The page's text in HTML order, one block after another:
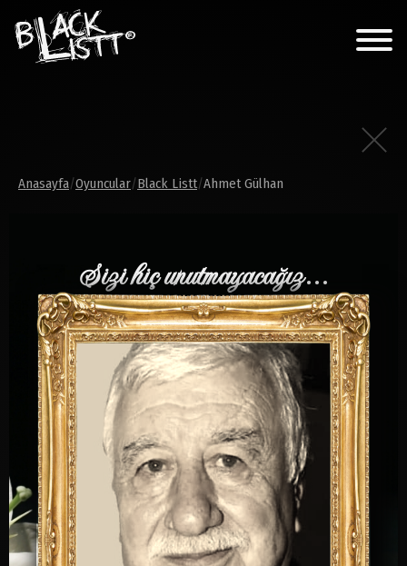
Anasayfa/Oyuncular/Black Listt/Ahmet Gülhan
Sizi hiç unutmayacağız...